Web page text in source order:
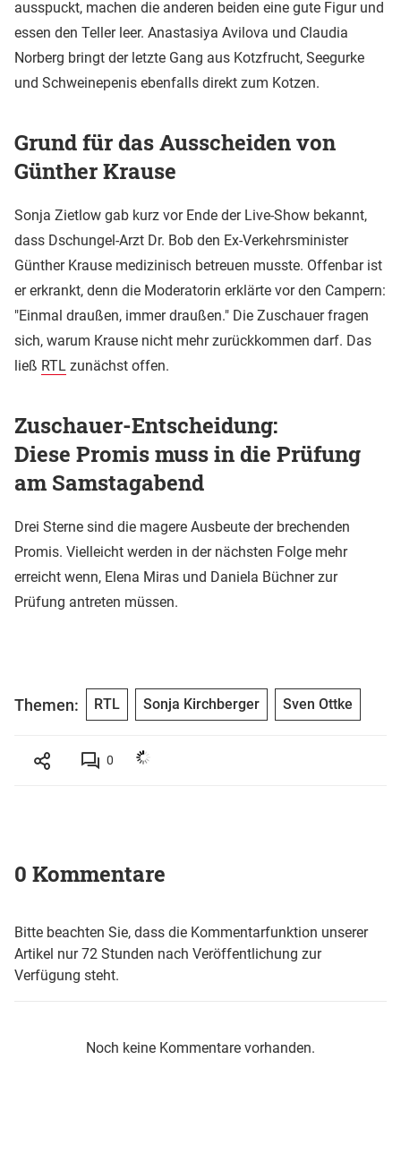
ausspuckt, machen die anderen beiden eine gute Figur und
essen den Teller leer. Anastasiya Avilova und Claudia
Norberg bringt der letzte Gang aus Kotzfrucht, Seegurke
und Schweinepenis ebenfalls direkt zum Kotzen.
Grund für das Ausscheiden von
Günther Krause
Sonja Zietlow gab kurz vor Ende der Live-Show bekannt,
dass Dschungel-Arzt Dr. Bob den Ex-Verkehrsminister
Günther Krause medizinisch betreuen musste. Offenbar ist
er erkrankt, denn die Moderatorin erklärte vor den Campern:
"Einmal draußen, immer draußen." Die Zuschauer fragen
sich, warum Krause nicht mehr zurückkommen darf. Das
ließ RTL zunächst offen.
Zuschauer-Entscheidung:
Diese Promis muss in die Prüfung
am Samstagabend
Drei Sterne sind die magere Ausbeute der brechenden
Promis. Vielleicht werden in der nächsten Folge mehr
erreicht wenn, Elena Miras und Daniela Büchner zur
Prüfung antreten müssen.
Themen: RTL Sonja Kirchberger Sven Ottke
0
0 Kommentare
Bitte beachten Sie, dass die Kommentarfunktion unserer
Artikel nur 72 Stunden nach Veröffentlichung zur
Verfügung steht.
Noch keine Kommentare vorhanden.